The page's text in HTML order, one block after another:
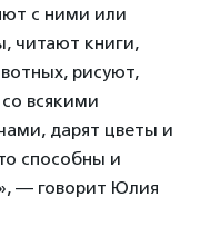
с ними или
читают книги,
рисуют,
всякими
дарят цветы и
способны и
— говорит Юлия